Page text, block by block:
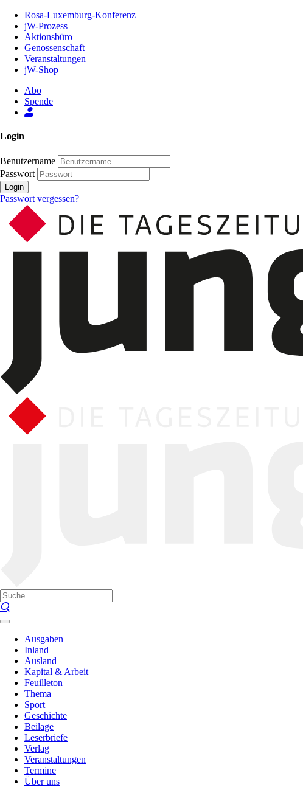
Inhalt
Seite
Rosa-Luxemburg-Konferenz
jW-Prozess
Aktionsbüro
Genossenschaft
Veranstaltungen
jW-Shop
Abo
Spende
Login
Benutzername
Passwort
Login
Passwort vergessen?
Ausgaben
Inland
Ausland
Kapital & Arbeit
Feuilleton
Thema
Sport
Geschichte
Beilage
Leserbriefe
Verlag
Veranstaltungen
Termine
Über uns